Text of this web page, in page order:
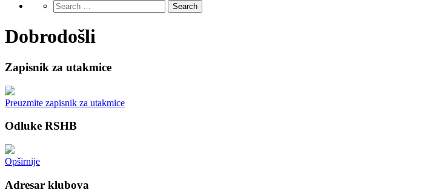
Dobrodošli
Zapisnik za utakmice
Preuzmite zapisnik za utakmice
Odluke RSHB
Opširnije
Adresar klubova